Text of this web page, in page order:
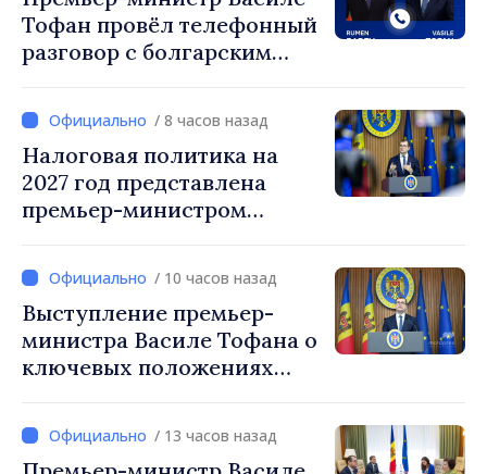
Тофан провёл телефонный
разговор с болгарским
Радевым
/ 8 часов назад
Налоговая политика на
2027 год представлена
премьер-министром
снижение налоговой
нагрузки на труд,
стимулирование
инвестиций и более
справедливое
/ 10 часов назад
Выступление премьер-
министра Василе Тофана о
ключевых положениях
2027 год
/ 13 часов назад